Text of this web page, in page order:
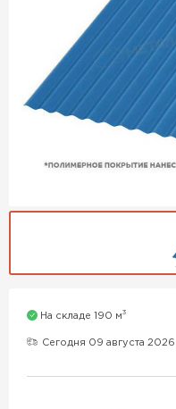
На складе 190 м3
Сегодня 09 августа